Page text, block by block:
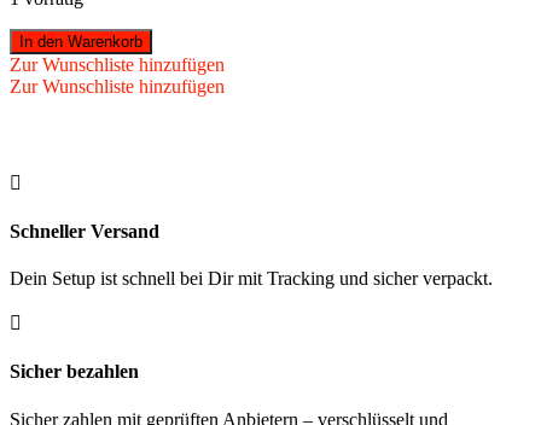
Pechauer
-
Queue
In den Warenkorb
Zur Wunschliste hinzufügen
Zur Wunschliste hinzufügen

Schneller Versand
Dein Setup ist schnell bei Dir mit Tracking und sicher verpackt.

Sicher bezahlen
Sicher zahlen mit geprüften Anbietern – verschlüsselt und